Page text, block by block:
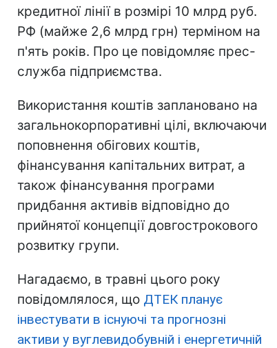
кредитної лінії в розмірі 10 млрд руб.
РФ (майже 2,6 млрд грн) терміном на
п'ять років. Про це повідомляє прес-
служба підприємства.
Використання коштів заплановано на
загальнокорпоративні цілі, включаючи
поповнення обігових коштів,
фінансування капітальних витрат, а
також фінансування програми
придбання активів відповідно до
прийнятої концепції довгострокового
розвитку групи.
Нагадаємо, в травні цього року
повідомлялося, що ДТЕК планує
інвестувати в існуючі та прогнозні
активи у вуглевидобувній і енергетичній